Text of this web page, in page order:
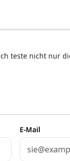
teste nicht nur
E-Mail